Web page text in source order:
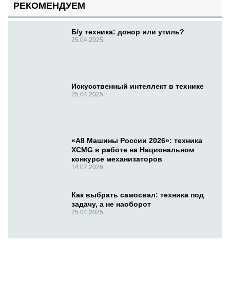
РЕКОМЕНДУЕМ
Б/у техника: донор или утиль?
25.04.2025
Искусственный интеллект в технике
25.04.2025
«А8 Машины России 2026»: техника
XCMG в работе на Национальном
конкурсе механизаторов
14.07.2026
Как выбрать самосвал: техника под
задачу, а не наоборот
25.04.2025